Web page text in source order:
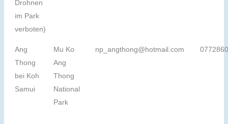
Drohnen
im Park
verboten)
Ang
Thong
bei Koh
Samui
Mu Ko
Ang
Thong
National
Park
np_angthong@hotmail.com